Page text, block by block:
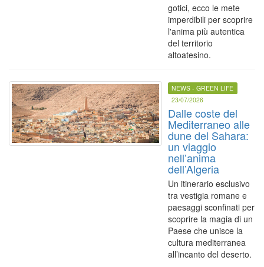
gotici, ecco le mete
imperdibili per scoprire
l'anima più autentica
del territorio
altoatesino.
NEWS - GREEN LIFE
23/07/2026
Dalle coste del
Mediterraneo alle
dune del Sahara:
un viaggio
nell’anima
dell’Algeria
Un itinerario esclusivo
tra vestigia romane e
paesaggi sconfinati per
scoprire la magia di un
Paese che unisce la
cultura mediterranea
all’incanto del deserto.